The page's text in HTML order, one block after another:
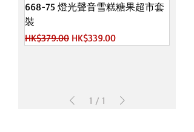
668-75 燈光聲音雪糕糖果超市套
裝
一般價格
HK$379.00 促銷價格
HK$339.00
1 / 1